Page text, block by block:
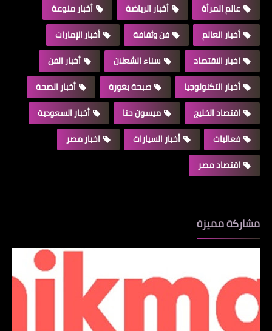
عالم المرأة
أخبار الرياضة
أخبار منوعة
أخبار العالم
فن وثقافة
أخبار الإمارات
اخبار الاقتصاد
سناء الشعلان
أخبار الفن
أخبار التكنولوجيا
صبحة بغورة
أخبار الصحة
اقتصاد الخليج
ميسون حنا
أخبار السعودية
فعاليات
أخبار السيارات
اخبار مصر
اقتصاد مصر
مشاركة مميزة